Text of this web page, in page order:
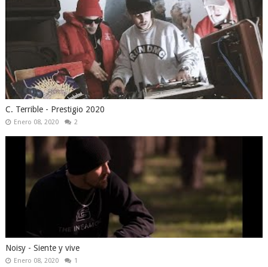
C. Terrible - Prestigio 2020
Enero 08, 2020 2
Noisy - Siente y vive
Enero 08, 2020 1